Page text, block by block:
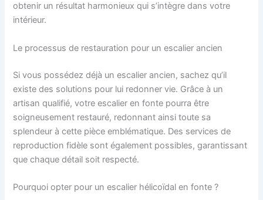
obtenir un résultat harmonieux qui s’intègre dans votre
intérieur.
Le processus de restauration pour un escalier ancien
Si vous possédez déjà un escalier ancien, sachez qu’il
existe des solutions pour lui redonner vie. Grâce à un
artisan qualifié, votre escalier en fonte pourra être
soigneusement restauré, redonnant ainsi toute sa
splendeur à cette pièce emblématique. Des services de
reproduction fidèle sont également possibles, garantissant
que chaque détail soit respecté.
Pourquoi opter pour un escalier hélicoïdal en fonte ?